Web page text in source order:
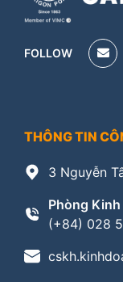
FOLLOW
THÔNG TIN
3 Nguyễn
Phòng
(+84) 028